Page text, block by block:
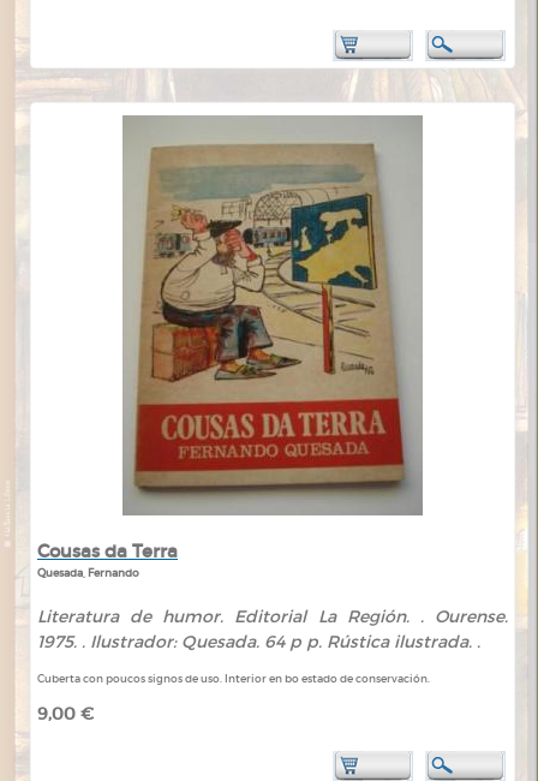
Cousas da Terra
Quesada, Fernando
Literatura de humor. Editorial La Región. . Ourense.
1975. . Ilustrador: Quesada. 64 p p. Rústica ilustrada. .
Cuberta con poucos signos de uso. Interior en bo estado de conservación.
9,00 €